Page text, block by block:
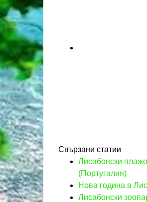
Свързани статии
Лисабонски
(Португалия)
Нова година в
Лисабонски